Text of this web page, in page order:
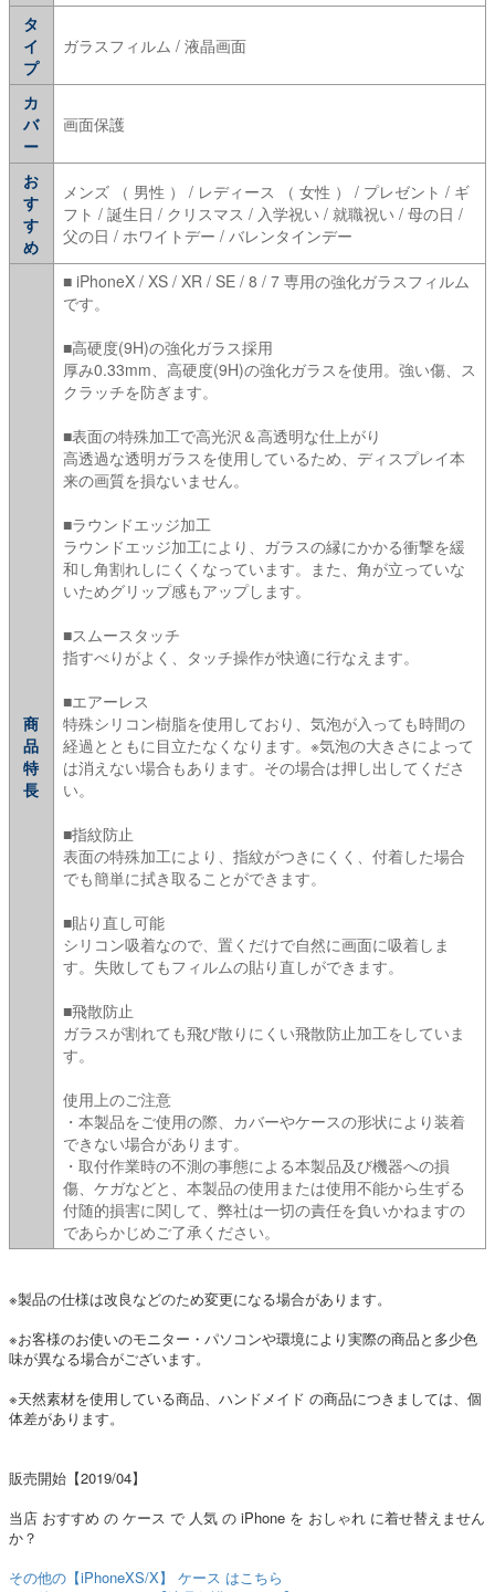
タ
イ
プ
ガラスフィルム / 液晶画面
カ
バ
ー
画面保護
お
す
す
め
メンズ （ 男性 ） / レディース （ 女性 ） / プレゼント / ギ
フト / 誕生日 / クリスマス / 入学祝い / 就職祝い / 母の日 /
父の日 / ホワイトデー / バレンタインデー
商
品
特
長
■ iPhoneX / XS / XR / SE / 8 / 7 専用の強化ガラスフィルム
です。
■高硬度(9H)の強化ガラス採用
厚み0.33mm、高硬度(9H)の強化ガラスを使用。強い傷、ス
クラッチを防ぎます。
■表面の特殊加工で高光沢＆高透明な仕上がり
高透過な透明ガラスを使用しているため、ディスプレイ本
来の画質を損ないません。
■ラウンドエッジ加工
ラウンドエッジ加工により、ガラスの縁にかかる衝撃を緩
和し角割れしにくくなっています。また、角が立っていな
いためグリップ感もアップします。
■スムースタッチ
指すべりがよく、タッチ操作が快適に行なえます。
■エアーレス
特殊シリコン樹脂を使用しており、気泡が入っても時間の
経過とともに目立たなくなります。※気泡の大きさによって
は消えない場合もあります。その場合は押し出してくださ
い。
■指紋防止
表面の特殊加工により、指紋がつきにくく、付着した場合
でも簡単に拭き取ることができます。
■貼り直し可能
シリコン吸着なので、置くだけで自然に画面に吸着しま
す。失敗してもフィルムの貼り直しができます。
■飛散防止
ガラスが割れても飛び散りにくい飛散防止加工をしていま
す。
使用上のご注意
・本製品をご使用の際、カバーやケースの形状により装着
できない場合があります。
・取付作業時の不測の事態による本製品及び機器への損
傷、ケガなどと、本製品の使用または使用不能から生ずる
付随的損害に関して、弊社は一切の責任を負いかねますの
であらかじめご了承ください。
※製品の仕様は改良などのため変更になる場合があります。
※お客様のお使いのモニター・パソコンや環境により実際の商品と多少色
味が異なる場合がございます。
※天然素材を使用している商品、ハンドメイド の商品につきましては、個
体差があります。
販売開始【2019/04】
当店 おすすめ の ケース で 人気 の iPhone を おしゃれ に着せ替えません
か？
その他の【iPhoneXS/X】 ケース はこちら